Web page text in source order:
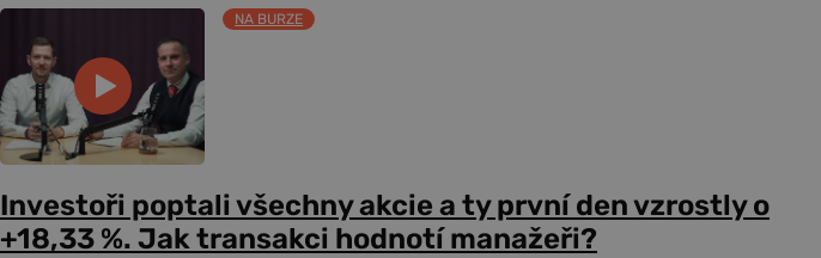
NA BURZE
Investoři poptali všechny akcie a ty první den vzrostly o
+18,33 %. Jak transakci hodnotí manažeři?